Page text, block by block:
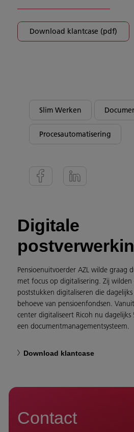
Download klantcase (pdf)
Slim Werken
Procesautomatisering
Digitale
Pensioenuitvoerder AZL wilde graag
met focus op digitalisering. Zij
poststukken digitaliseren die
behoeve van pensioenfondsen.
center digitaliseert Ricoh nu
een documentmanagementsysteem.
Download klantcase
Contact